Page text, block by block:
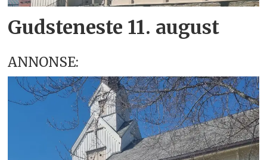
Gudsteneste 11. august
ANNONSE: